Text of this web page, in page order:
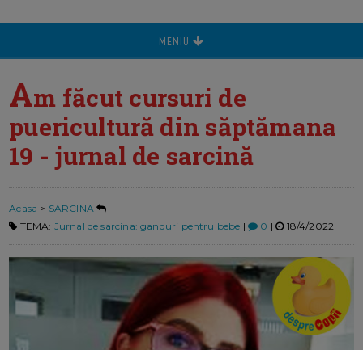
MENIU
Am făcut cursuri de
puericultură din săptămana
19 - jurnal de sarcină
Acasa > SARCINA
TEMA: Jurnal de sarcina: ganduri pentru bebe | 0 | 18/4/2022